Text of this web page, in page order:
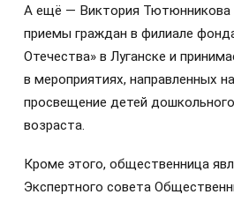
А ещё — Виктория Тютюнникова
приемы граждан в филиале
Отечества» в Луганске и
в мероприятиях, направленных
просвещение детей
возраста.
Кроме этого, общественница
Экспертного совета